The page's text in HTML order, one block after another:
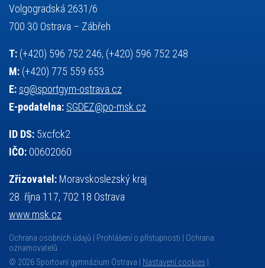
výuka všesportovní výcvikový kurz
základy společenských věd
Volgogradská 2631/6
700 30 Ostrava – Zábřeh
T: (+420) 596 752 246, (+420) 596 752 248
M: (+420) 775 559 653
E: sg@sportgym-ostrava.cz
E-podatelna: SGDEZ@po-msk.cz
ID DS: 5xcfck2
IČO: 00602060
Zřizovatel: Moravskoslezský kraj
28. října 117, 702 18 Ostrava
www.msk.cz
Ochrana osobních údajů Prohlášení o přístupnosti
Ochrana
oznamovatelů
© 2026 Sportovní gymnázium Ostrava |
Nastavení cookies